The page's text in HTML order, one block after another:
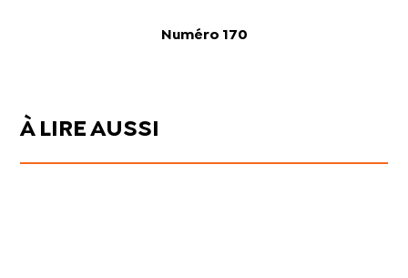
Numéro 170
À LIRE AUSSI